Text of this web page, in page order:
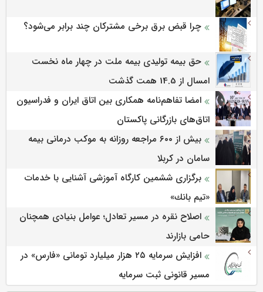
چرا قبض برق برخی مشترکان چند برابر می‌شود؟
حق بیمه تولیدی بیمه ملت در چهار ماه نخست
امسال از 14.5 همت گذشت
امضا تفاهم‌نامه همکاری بین اتاق ایران و فدراسیون
اتاق‌های بازرگانی پاکستان
بیش از ۶۰۰ مراجعه روزانه به موکب درمانی بیمه
سامان در کربلا
برگزاری ششمین كارگاه آموزشی آشنایی با خدمات
«تیم بانك»
اصلاح نقره در مسیر تعادل؛ عوامل بنیادی همچنان
حامی بازارند
افزایش سرمایه ۲۵ هزار میلیارد تومانی «فارس» در
مسیر قانونی ثبت سرمایه